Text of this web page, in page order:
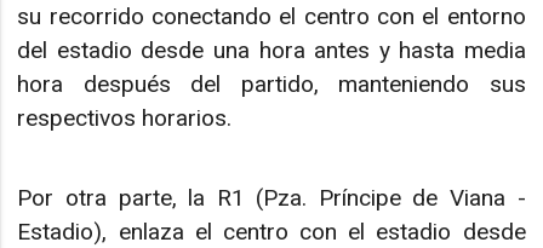
su recorrido conectando el centro con el entorno
del estadio desde una hora antes y hasta media
hora después del partido, manteniendo sus
respectivos horarios.
Por otra parte, la R1 (Pza. Príncipe de Viana -
Estadio), enlaza el centro con el estadio desde